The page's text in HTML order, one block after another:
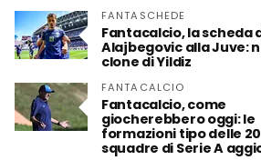
FANTASCHEDE
Fantacalcio, la scheda
Alajbegovic alla Juve:
clone di Yildiz
FANTACALCIO
Fantacalcio, come
giocherebbero oggi: le
formazioni tipo delle 20
squadre di Serie A